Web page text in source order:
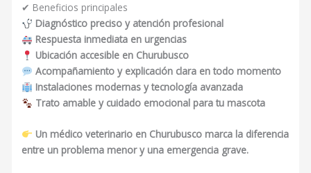
✔ Beneficios principales
Diagnóstico preciso y atención profesional
Respuesta inmediata en urgencias
Ubicación accesible en Churubusco
Acompañamiento y explicación clara en todo momento
Instalaciones modernas y tecnología avanzada
Trato amable y cuidado emocional para tu mascota
Un médico veterinario en Churubusco marca la diferencia
entre un problema menor y una emergencia grave.